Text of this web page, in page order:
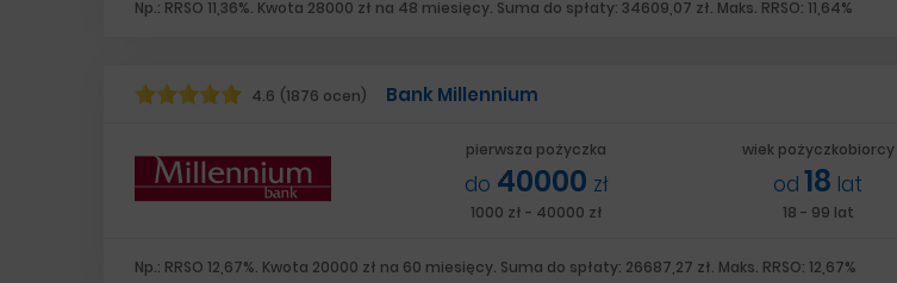
Np.: RRSO 11,36%. Kwota 28000 zł na 48 miesięcy. Suma do spłaty: 34609,07 zł. Maks. RRSO: 11,64%
4.6 (1876 ocen) Bank Millennium
pierwsza pożyczka
do 40000 zł
1000 zł - 40000 zł
wiek pożyczkobiorcy
od 18 lat
18 - 99 lat
Np.: RRSO 12,67%. Kwota 20000 zł na 60 miesięcy. Suma do spłaty: 26687,27 zł. Maks. RRSO: 12,67%